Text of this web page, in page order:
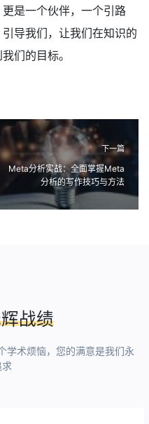
是一个伙伴，一个引路
导我们，让我们在知识的
们的目标。
下一篇
Meta分析实战：全面掌握Meta
分析的写作技巧与方法
战绩
学术烦恼，您的满意是我们永